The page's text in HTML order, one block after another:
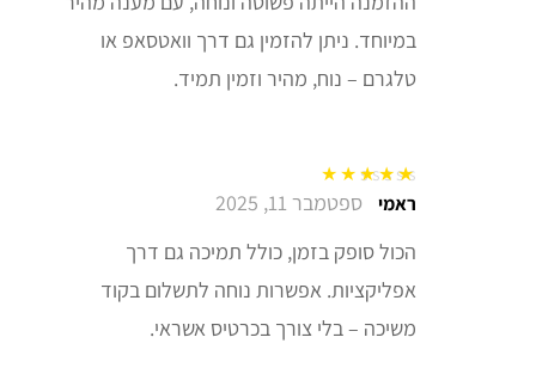
במיוחד. ניתן להזמין גם דרך וואטסאפ או
טלגרם – נוח, מהיר וזמין תמיד.
דורג5מתוך 5ראמי ספטמבר 11, 2025
הכול סופק בזמן, כולל תמיכה גם דרך
אפליקציות. אפשרות נוחה לתשלום בקוד
משיכה – בלי צורך בכרטיס אשראי.